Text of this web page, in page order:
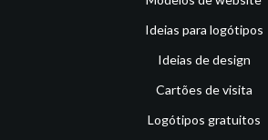
Ideias para logótipos
Ideias de design
Cartões de visita
Logótipos gratuitos